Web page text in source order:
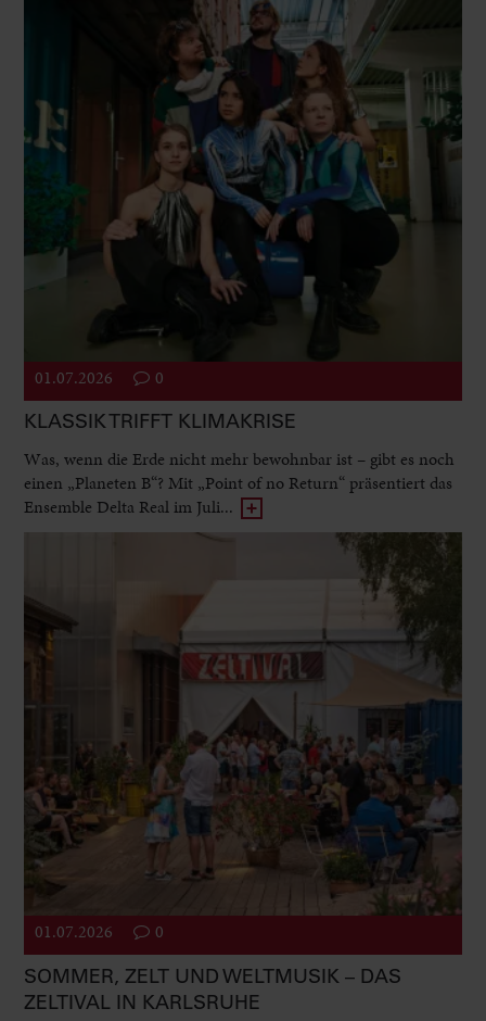
01.07.2026 0
KLASSIK TRIFFT KLIMAKRISE
Was, wenn die Erde nicht mehr bewohnbar ist – gibt es noch
einen „Planeten B“? Mit „Point of no Return“ präsentiert das
Ensemble Delta Real im Juli...
01.07.2026 0
SOMMER, ZELT UND WELTMUSIK – DAS
ZELTIVAL IN KARLSRUHE